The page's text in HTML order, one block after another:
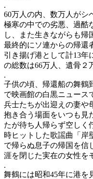
.
60万人の内、数万人がシ
極寒の中での劣悪、過酷
し、また生きながらも帰
最終的にソ連からの帰還
引き揚げ港として計13年
の総数は66万人、遺骨２
.
子供の頃、帰還船の舞鶴
で映画館の白黒ニュース
兵士たちが出迎えの妻や
抱き合う場面をいつも見
たが待ち人帰らず空しく
時ヒットした歌謡曲「岸
で帰らぬ息子の帰国を信
涯を閉じた実在の女性を
.
舞鶴には昭和45年に港を